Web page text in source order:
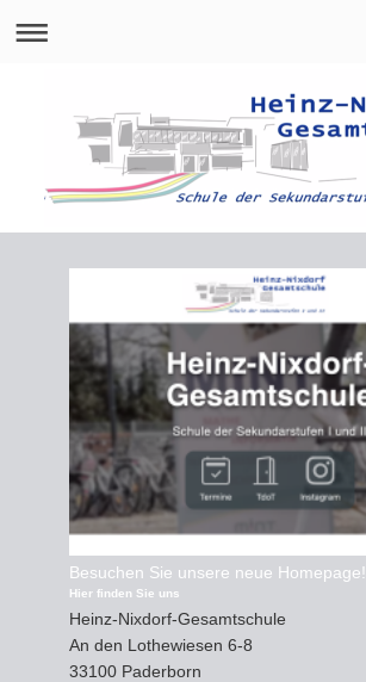
Besuchen Sie unsere neue Homepage!
Hier finden Sie uns
Heinz-Nixdorf-Gesamtschule
An den Lothewiesen 6-8
33100 Paderborn